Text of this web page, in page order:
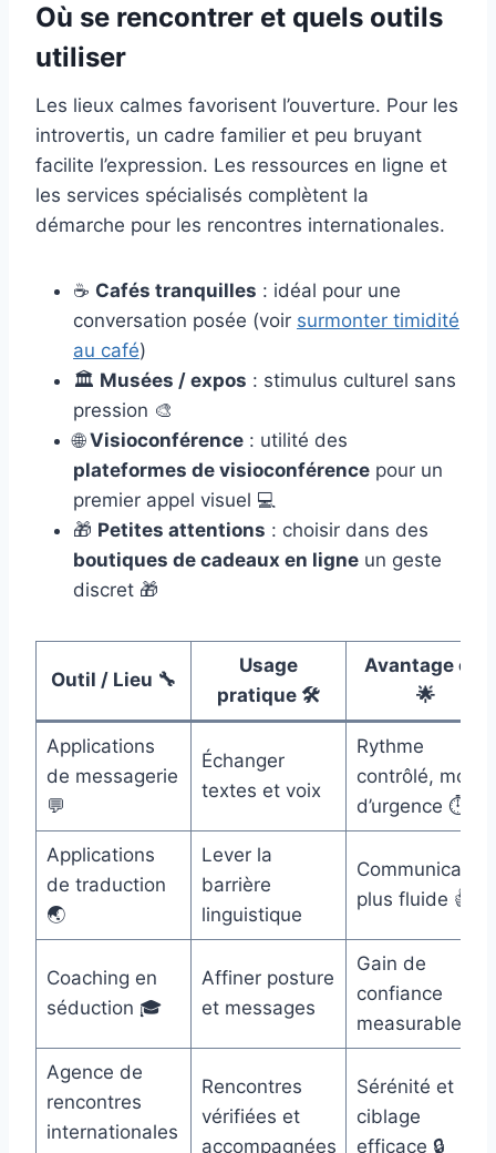
Où se rencontrer et quels outils
utiliser
Les lieux calmes favorisent l’ouverture. Pour les
introvertis, un cadre familier et peu bruyant
facilite l’expression. Les ressources en ligne et
les services spécialisés complètent la
démarche pour les rencontres internationales.
☕ Cafés tranquilles : idéal pour une
conversation posée (voir surmonter timidité
au café)
🏛️ Musées / expos : stimulus culturel sans
pression 🎨
🌐Visioconférence : utilité des
plateformes de visioconférence pour un
premier appel visuel 💻
🎁 Petites attentions : choisir dans des
boutiques de cadeaux en ligne un geste
discret 🎁
Outil / Lieu 🔧
Usage
pratique 🛠️
Avantage clé
🌟
Applications
de messagerie
💬
Échanger
textes et voix
Rythme
contrôlé, moins
d’urgence ⏱️
Applications
de traduction
🌏
Lever la
barrière
linguistique
Communication
plus fluide 👍
Coaching en
séduction 🎓
Affiner posture
et messages
Gain de
confiance
measurable 🧭
Agence de
rencontres
internationales
Rencontres
vérifiées et
accompagnées
Sérénité et
ciblage
efficace 🔒